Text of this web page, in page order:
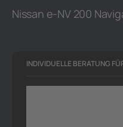
Nissan e-NV 200
INDIVIDUELLE BERATUNG